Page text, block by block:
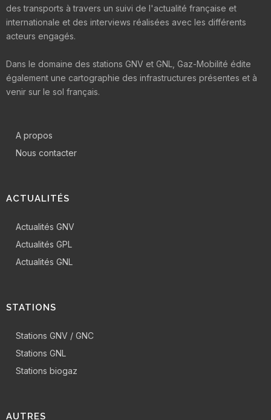
des transports à travers un suivi de l'actualité française et
internationale et des interviews réalisées avec les différents
acteurs engagés.
Dans le domaine des stations GNV et GNL, Gaz-Mobilité édite
également une cartographie des infrastructures présentes et à
venir sur le sol français.
A propos
Nous contacter
ACTUALITÉS
Actualités GNV
Actualités GPL
Actualités GNL
STATIONS
Stations GNV / GNC
Stations GNL
Stations biogaz
AUTRES